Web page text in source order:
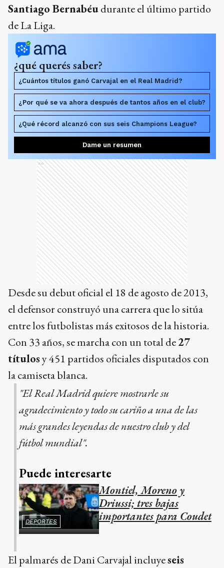
Santiago Bernabéudurante el último partido
de La Liga.
¿qué querés saber?
¿Cuántos títulos ganó Carvajal en el Real Madrid?
¿Por qué se va ahora después de tantos años en el club?
¿Qué récord alcanzó con sus seis Champions League?
Dame un resumen
Ads
Desde su debut oficial el 18 de agosto de 2013,
el defensor construyó una carrera que lo sitúa
entre los futbolistas más exitosos de la historia.
Con 33 años, se marcha con un total de27
títulosy 451 partidos oficiales disputados con
la camiseta blanca.
"El Real Madrid quiere mostrarle su
agradecimiento y todo su cariño a una de las
más grandes leyendas de nuestro club y del
fútbol mundial".
Puede interesarte
DEPORTES
Montiel, Moreno y
Driussi; tres bajas
importantes para Coudet
El palmarés de Dani Carvajal incluyeseis